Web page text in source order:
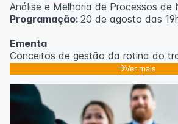
Análise e Melhoria de Processos de
Programação: 20 de agosto das
Ementa
Conceitos de gestão da rotina do
Promoção de mudanças através do
resultados;
Método PDCA de gestão;
Técnicas de padronização do
Ver mais